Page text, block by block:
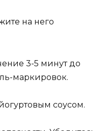
на него
3-5 минут до
маркировок.
соусом.